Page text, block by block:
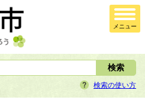
メニュー
検索の使い方